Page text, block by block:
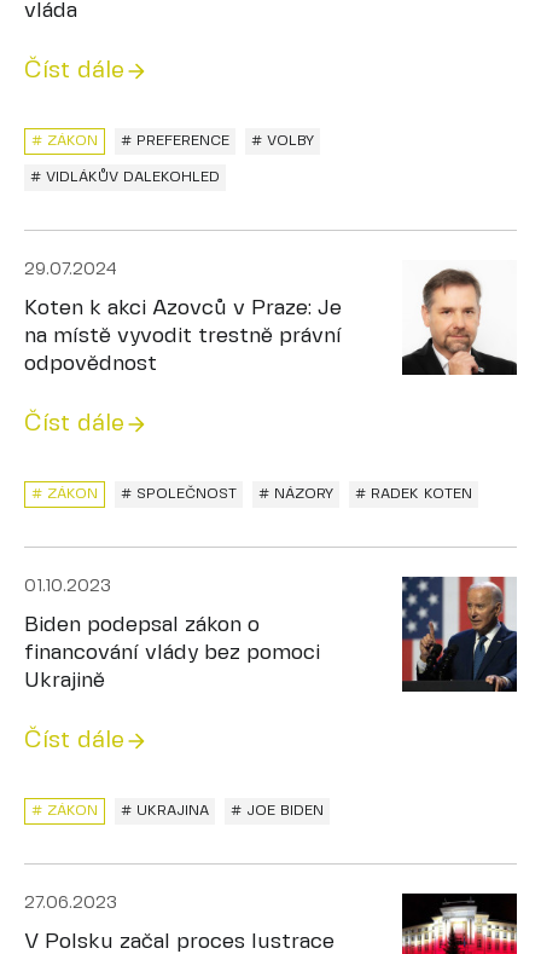
vláda
Číst dále
# ZÁKON # PREFERENCE # VOLBY
# VIDLÁKŮV DALEKOHLED
29.07.2024
Koten k akci Azovců v Praze: Je
na místě vyvodit trestně právní
odpovědnost
Číst dále
# SPOLEČNOST
# ZÁKON # NÁZORY # RADEK KOTEN
01.10.2023
Biden podepsal zákon o
financování vlády bez pomoci
Ukrajině
Číst dále
# ZÁKON # UKRAJINA # JOE BIDEN
27.06.2023
V Polsku začal proces lustrace